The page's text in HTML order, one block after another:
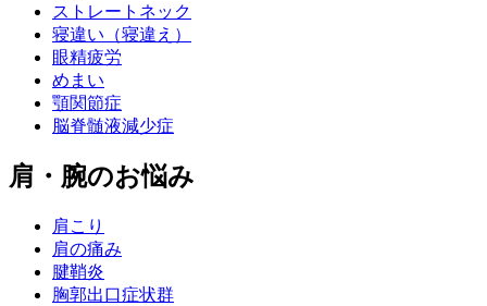
ストレートネック
寝違い（寝違え）
眼精疲労
めまい
顎関節症
脳脊髄液減少症
肩・腕のお悩み
肩こり
肩の痛み
腱鞘炎
胸郭出口症状群